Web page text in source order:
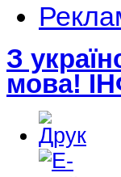
З
мова!